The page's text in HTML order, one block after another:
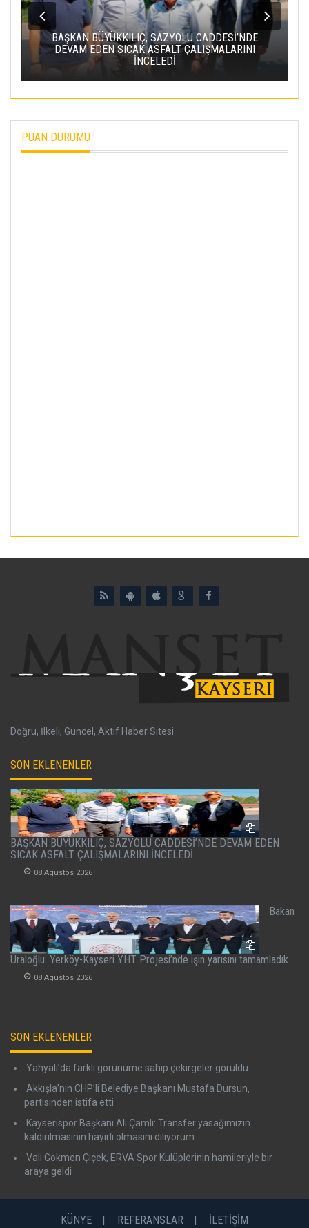
CADDESİ’NDE
BAKAN URALOĞLU: YERKÖY-KAYSERI
PROJESI’NDE IŞIN YARISINI
PUAN DURUMU
Doğru, İlkeli, Güncel, Aktif Haber Sitesi
SON EKLENENLER
BAŞKAN BÜYÜKKILIÇ, SAZYOLU CADDESİ’NDE DEVAM EDEN
SICAK ASFALT ÇALIŞMALARINI İNCELEDİ
08 Agustos 2026
Bakan
Uraloğlu: Yerköy-Kayseri YHT Projesi’nde işin yarısını tamamladık
08 Agustos 2026
SON EKLENENLER
Yahyalı’da farklı görünüme sahip çekirgeler görüldü
Akkışla’nın CHP’li Belediye Başkanı Mustafa Dursun,
partisinden istifa etti
Kayserispor Başkanı Ali Çamlı: Transfer yasağımızın
kaldırılmasının hayırlı olmasını diliyorum
Vali Gökmen Çiçek, ERVA Spor Kulüplerinin hamileriyle bir
araya geldi
KÜNYE REFERANSLAR İLETİŞİM